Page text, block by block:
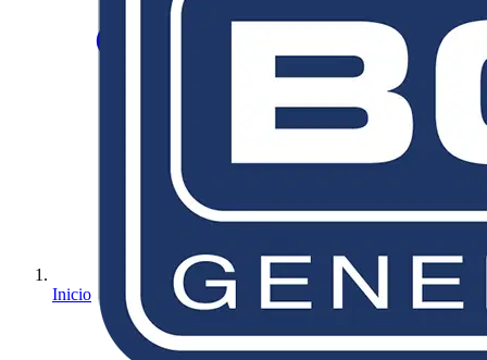
Inicio